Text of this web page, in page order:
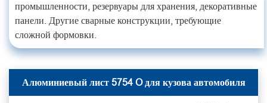
промышленности, резервуары для хранения, декоративные
панели. Другие сварные конструкции, требующие
сложной формовки.
Алюминиевый лист 5754 O для кузова автомобиля